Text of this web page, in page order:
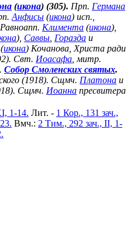
(икона) (305). Прп. Германа
Анфисы (икона) исп.,
Климента (икона),
), Саввы Горазда и
(икона) Кочанова, Христа ради
Свт. Иоасафа , митр.
Собор Смоленских святых.
(1918). Сщмч. Платона и
Сщмч. Иоанна пресвитера
1-14. Лит. - 1 Кор., 131 зач.,
Вмч.: 2 Тим., 292 зач., II, 1-